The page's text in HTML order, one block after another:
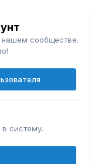
нашем сообществе.
в систему.